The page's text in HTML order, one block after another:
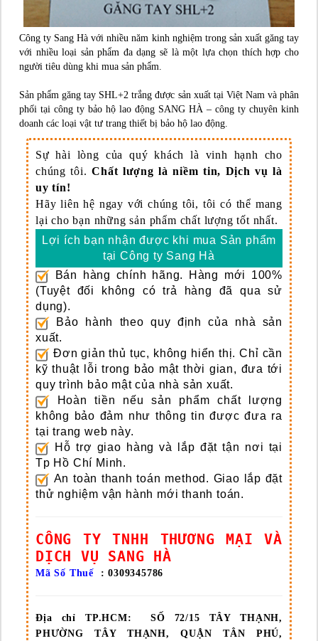
Công ty Sang Hà với nhiều năm kinh nghiệm trong sản xuất găng tay
với nhiều loại sản phẩm đa dạng sẽ là một lựa chọn thích hợp cho
người tiêu dùng khi mua sản phẩm.
Sản phẩm găng tay SHL+2 trắng được sản xuất tại Việt Nam và phân
phối tại công ty bảo hộ lao động SANG HÀ – công ty chuyên kinh
doanh các loại vật tư trang thiết bị bảo hộ lao động.
Sự hài lòng của quý khách là vinh hạnh cho
chúng tôi.Chất lượng là niềm tin, Dịch vụ là
uy tín!
Hãy liên hệ ngay với chúng tôi, tôi có thể mang
lại cho bạn những sản phẩm chất lượng tốt nhất.
Lợi ích bạn nhận được khi mua Sản phẩm
tại Công ty Sang Hà
Bán hàng chính hãng.
Hàng mới 100%
(Tuyệt đối không có trả hàng đã qua sử
dụng).
Bảo hành theo quy định của nhà sản
xuất.
Đơn giản thủ tục, không hiển thị.Chỉ cần
kỹ thuật lỗi trong bảo mật thời gian, đưa tới
quy trình bảo mật của nhà sản xuất.
Hoàn tiền nếu sản phẩm chất lượng
không bảo đảm như thông tin được đưa ra
tại trang web này.
Hỗ trợ giao hàng và lắp đặt tận nơi tại
Tp Hồ Chí Minh.
An toàn thanh toán method. Giao lắp đặt
thử nghiệm vận hành mới thanh toán.
CÔNG TY TNHH THƯƠNG MẠI VÀ
DỊCH VỤ SANG HÀ
Mã Số Thuế : 0309345786
Địa chỉ TP.HCM:
SỐ 72/15 TÂY THẠNH,
PHƯỜNG TÂY THẠNH, QUẬN TÂN PHÚ,